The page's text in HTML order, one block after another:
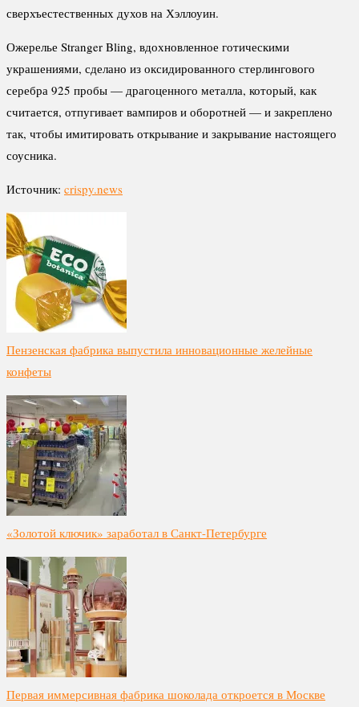
сверхъестественных духов на Хэллоуин.
Ожерелье Stranger Bling, вдохновленное готическими
украшениями, сделано из оксидированного стерлингового
серебра 925 пробы — драгоценного металла, который, как
считается, отпугивает вампиров и оборотней — и закреплено
так, чтобы имитировать открывание и закрывание настоящего
соусника.
Источник: crispy.news
Пензенская фабрика выпустила инновационные желейные
конфеты
«Золотой ключик» заработал в Санкт-Петербурге
Первая иммерсивная фабрика шоколада откроется в Москве